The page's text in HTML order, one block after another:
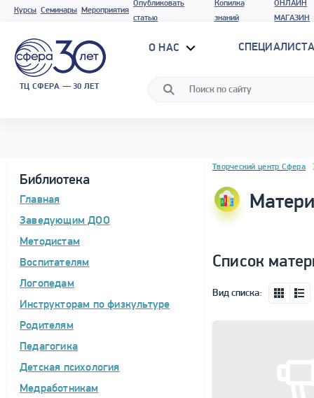
Курсы Семинары Мероприятия
Опубликовать
статью
Копилка
знаний
ОНЛАЙН
МАГАЗИН
ТЦ СФЕРА — 30 ЛЕТ
О НАС
Библиотека
Главная
Заведующим ДОО
Методистам
Воспитателям
Логопедам
Инструкторам по физкультуре
Родителям
Педагогика
Детская психология
Медработникам
Блок новостей
Творческий центр Сфера
Список
Вид списка: